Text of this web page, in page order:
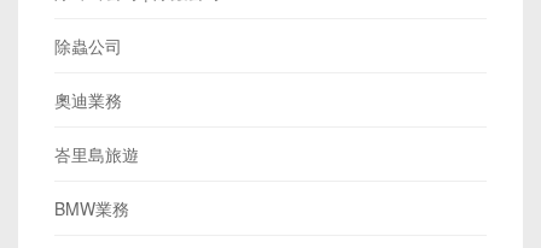
除蟲公司
奧迪業務
峇里島旅遊
BMW業務